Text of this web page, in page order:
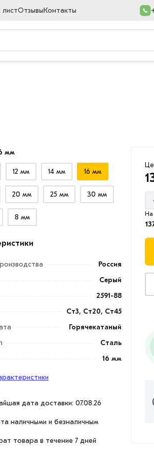
листОтзывыКонтакты
мм
12 мм 14 мм 16 мм
20 мм 25 мм 30 мм
8 мм
Россия
Серый
2591-88
Ст3, Ст20, Ст45
Горячекатаный
Сталь
16 мм
дата доставки: 07.08.26
наличными и безналичным
товара в течение 7 дней
На